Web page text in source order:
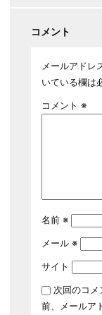
コメント
メールアドレ
いている欄は
コメント ※
名前 ※
メール ※
サイト
次回のコメ
前、メールア